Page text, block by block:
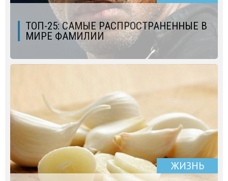
ТОП-25: САМЫЕ РАСПРОСТРАНЕННЫЕ В
МИРЕ ФАМИЛИИ
ЖИЗНЬ